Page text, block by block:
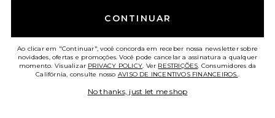
MOMENTO!
28 vendido recentemente
Chinelo Liners
CONTINUAR
Ao clicar em "Continuar", você concorda em receber nossa newsletter sobre
novidades, ofertas e promoções. Você pode cancelar a assinatura a qualquer
momento. Visualizar PRIVACY POLICY. Ver RESTRIÇÕES. Consumidores da
Califórnia, consulte nosso AVISO DE INCENTIVOS FINANCEIROS..
No thanks, just let me shop